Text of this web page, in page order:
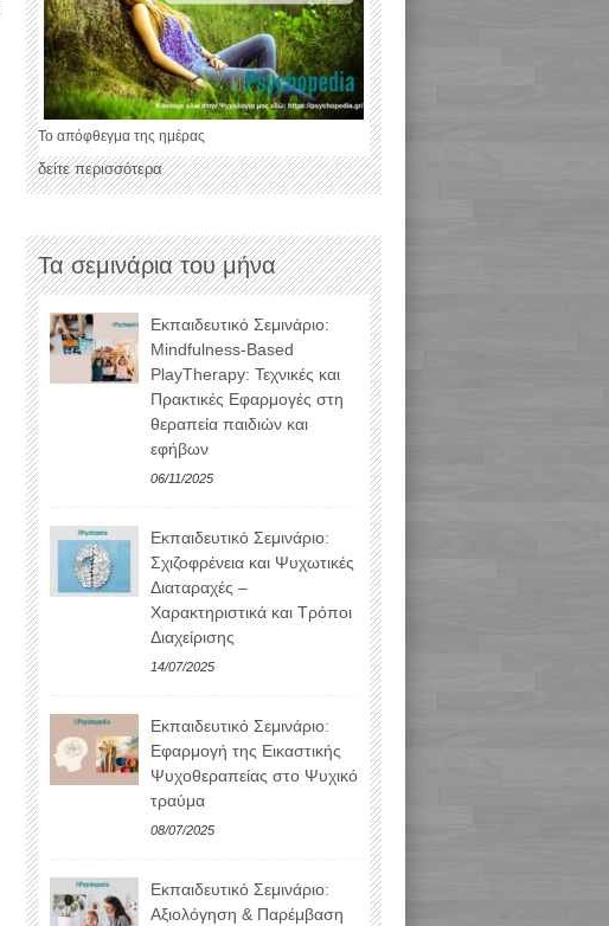
Το απόφθεγμα της ημέρας
δείτε περισσότερα
Τα σεμινάρια του μήνα
Εκπαιδευτικό Σεμινάριο:
Mindfulness-Based
PlayTherapy: Τεχνικές και
Πρακτικές Εφαρμογές στη
θεραπεία παιδιών και
εφήβων
06/11/2025
Εκπαιδευτικό Σεμινάριο:
Σχιζοφρένεια και Ψυχωτικές
Διαταραχές –
Χαρακτηριστικά και Τρόποι
Διαχείρισης
14/07/2025
Εκπαιδευτικό Σεμινάριο:
Εφαρμογή της Εικαστικής
Ψυχοθεραπείας στο Ψυχικό
τραύμα
08/07/2025
Εκπαιδευτικό Σεμινάριο:
Αξιολόγηση & Παρέμβαση